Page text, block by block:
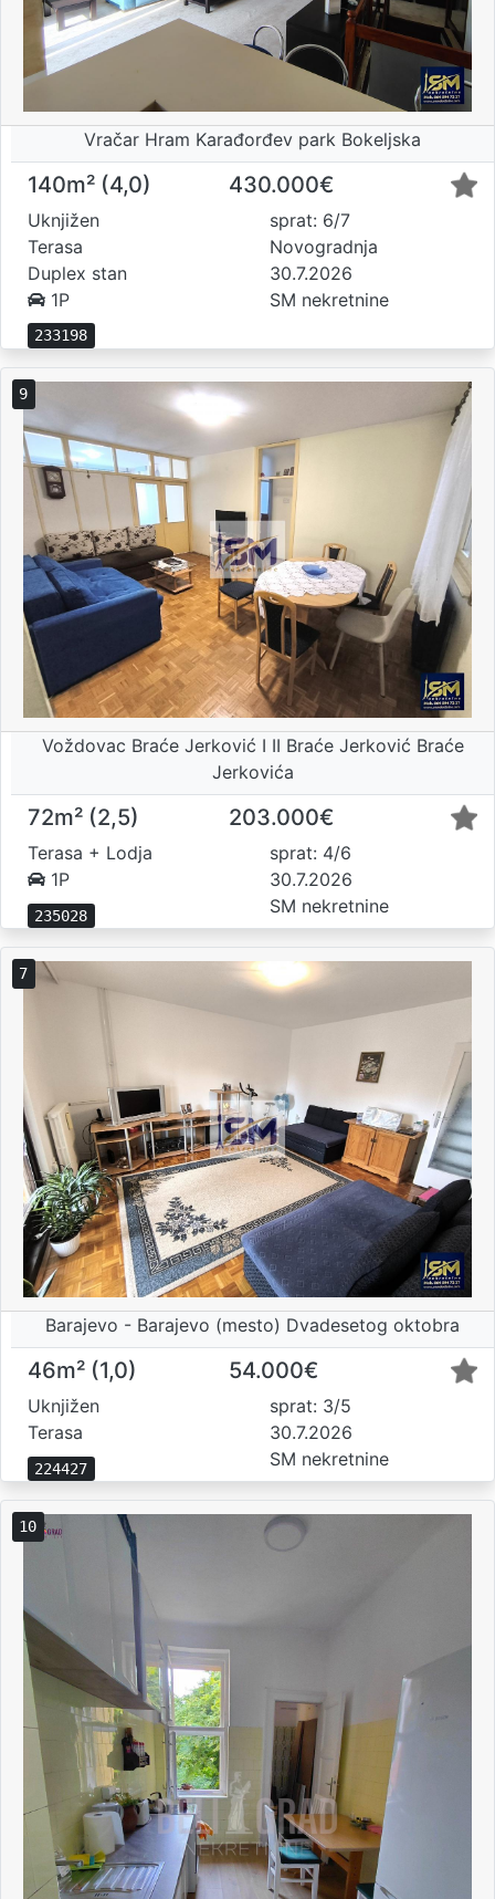
Vračar Hram Karađorđev park Bokeljska
140m² (4,0) 430.000€
Uknjižen
Terasa
Duplex stan
1P
233198
sprat: 6/7
Novogradnja
30.7.2026
SM nekretnine
9
Voždovac Braće Jerković I II Braće Jerković Braće
Jerkovića
72m² (2,5) 203.000€
Terasa + Lodja
1P
235028
sprat: 4/6
30.7.2026
SM nekretnine
7
Barajevo - Barajevo (mesto) Dvadesetog oktobra
46m² (1,0) 54.000€
Uknjižen
Terasa
224427
sprat: 3/5
30.7.2026
SM nekretnine
10